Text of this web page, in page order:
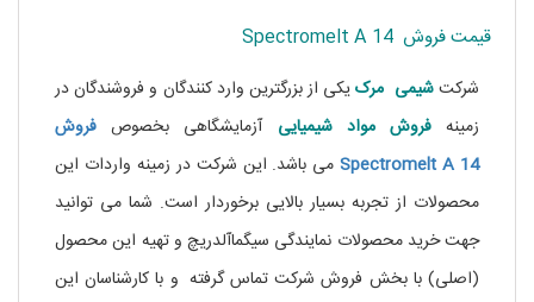
قیمت فروش Spectromelt A 14
شرکتشیمی مرکیکی از بزرگترین وارد کنندگان و فروشندگان در
زمینهفروش مواد شیمیایی آزمایشگاهی بخصوص فروش
Spectromelt A 14می باشد. این شرکت در زمینه واردات این
محصولات از تجربه بسیار بالایی برخوردار است. شما می توانید
جهت خرید محصولات نمایندگی سیگماآلدریچ و تهیه این محصول
(اصلی) با بخش فروش شرکت تماس گرفته و با کارشناسان این